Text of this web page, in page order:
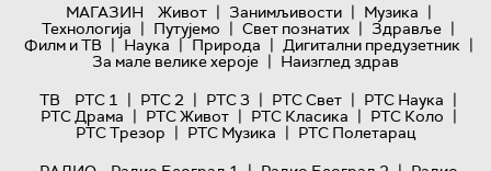
МАГАЗИН
Живот | Занимљивости | Музика |
Технологијa | Путујемо | Свет познатих | Здравље |
Филм и ТВ | Наука | Природа | Дигитални предузетник |
За мале велике хероје | Наизглед здрав
ТВ
РТС 1 | РТС 2 | РТС 3 | РТС Свет | РТС Наука |
РТС Драма | РТС Живот | РТС Класика | РТС Коло |
РТС Трезор | РТС Музика | РТС Полетарац